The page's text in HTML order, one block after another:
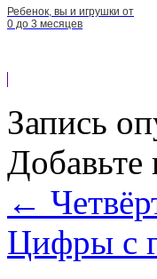
Ребенок, вы и игрушки от
0 до 3 месяцев
Запись
Добавьте
←
Цифры с